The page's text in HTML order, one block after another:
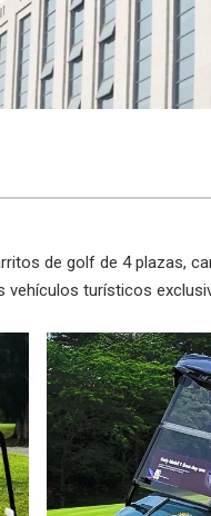
de golf de 4 plazas,
turísticos